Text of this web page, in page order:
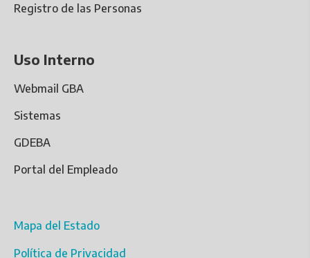
Registro de las Personas
Uso Interno
Webmail GBA
Sistemas
GDEBA
Portal del Empleado
Mapa del Estado
Política de Privacidad